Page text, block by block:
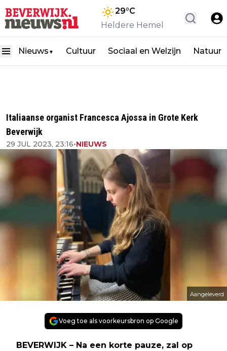
29°C
Heldere Hemel
Nieuws ▼ Cultuur Sociaal en Welzijn Natuur
Italiaanse organist Francesca Ajossa in Grote Kerk
Beverwijk
29 JUL 2023, 23:16•NIEUWS
Aangeleverd
Voeg toe als voorkeursbron op Google
BEVERWIJK – Na een korte pauze, zal op